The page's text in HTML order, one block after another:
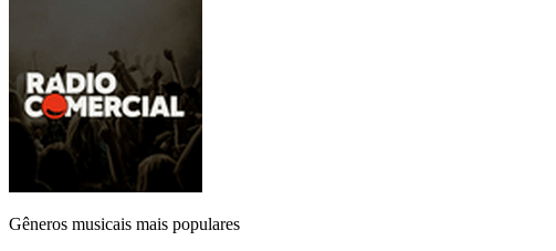
Gêneros musicais mais populares